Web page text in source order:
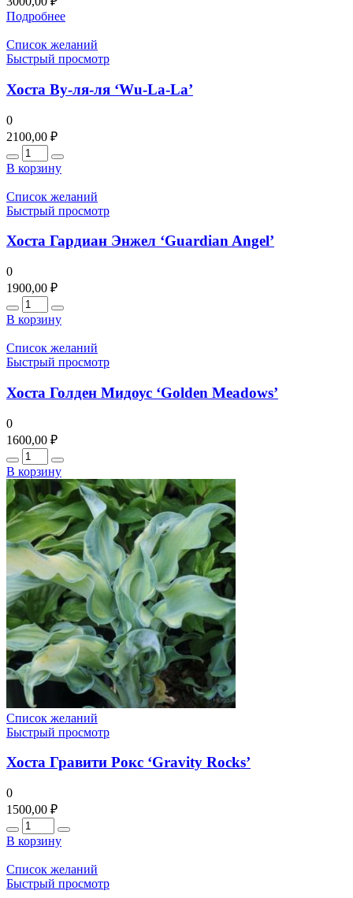
Подробнее
Список желаний
Быстрый просмотр
Хоста Ву-ля-ля ‘Wu-La-La’
0
2100,00 ₽
Количество
В корзину
Список желаний
Быстрый просмотр
Хоста Гардиан Энжел ‘Guardian Angel’
0
1900,00 ₽
Количество
В корзину
Список желаний
Быстрый просмотр
Хоста Голден Мидоус ‘Golden Meadows’
0
1600,00 ₽
Количество
В корзину
Список желаний
Быстрый просмотр
Хоста Гравити Рокс ‘Gravity Rocks’
0
1500,00 ₽
Количество
В корзину
Список желаний
Быстрый просмотр